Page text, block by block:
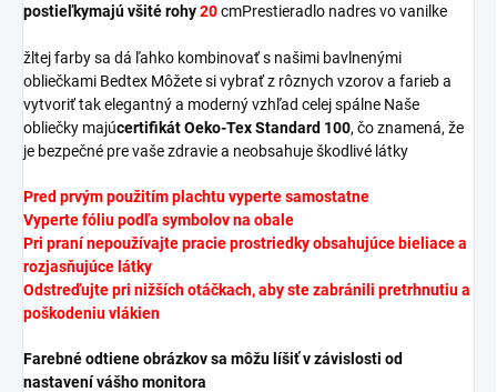
postieľkymajú všité rohy20cmPrestieradlo nadres vo vanilke
žltej farby sa dá ľahko kombinovať s našimi bavlnenými
obliečkami Bedtex Môžete si vybrať z rôznych vzorov a farieb a
vytvoriť tak elegantný a moderný vzhľad celej spálne Naše
obliečky majúcertifikát Oeko-Tex Standard 100, čo znamená, že
je bezpečné pre vaše zdravie a neobsahuje škodlivé látky
Pred prvým použitím plachtu vyperte samostatne
Vyperte fóliu podľa symbolov na obale
Pri praní nepoužívajte pracie prostriedky obsahujúce bieliace a
rozjasňujúce látky
Odstreďujte pri nižších otáčkach, aby ste zabránili pretrhnutiu a
poškodeniu vlákien
Farebné odtiene obrázkov sa môžu líšiť v závislosti od
nastavení vášho monitora